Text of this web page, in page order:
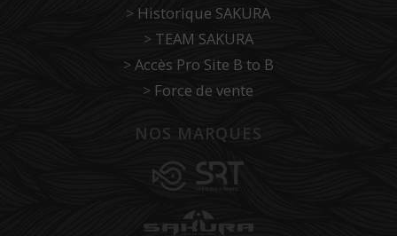
> Historique SAKURA
> TEAM SAKURA
> Accès Pro Site B to B
> Force de vente
NOS MARQUES